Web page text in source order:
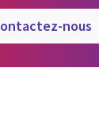
contactez-nous